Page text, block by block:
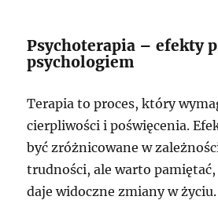
Psychoterapia – efekty
psychologiem
Terapia to proces, który
cierpliwości i poświęcenia.
być zróżnicowane w
trudności, ale warto
daje widoczne zmiany w życiu.